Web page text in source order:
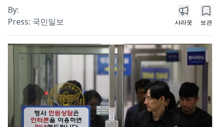
By:
Press: 국민일보 샤라웃 보관